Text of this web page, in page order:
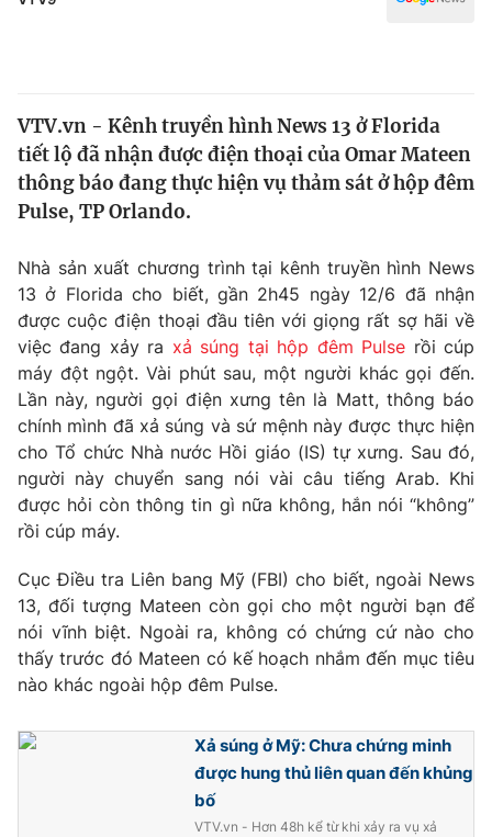
Tin tức
Thế giới đó đây
Câu chuyện quốc tế
Kinh tế
Tài chính
Góc doanh nghiệp
Dữ liệu và đời sống
Truyền hình
Phim VTV
Hậu trường
Nhân vật
Khán giả
Giải sao mai
Giải trí
Điện ảnh
Âm nhạc
Sao
Đời sống
Du lịch
Làm đẹp
Chất lượng cuộc sống
Giáo dục
Tuyển sinh
Công nghệ
Hitech Công nghệ tương lai
Sản phẩm
Thị trường
Giao lưu trực tuyến
Lịch phát sóng
Chuyên mục khác
Podcast
VTV.vn - Kênh truyền hình News 13 ở Florida
tiết lộ đã nhận được điện thoại của Omar Mateen
thông báo đang thực hiện vụ thảm sát ở hộp đêm
Pulse, TP Orlando.
Nhà sản xuất chương trình tại kênh truyền hình News
13 ở Florida cho biết, gần 2h45 ngày 12/6 đã nhận
được cuộc điện thoại đầu tiên với giọng rất sợ hãi về
việc đang xảy ra xả súng tại hộp đêm Pulse rồi cúp
máy đột ngột. Vài phút sau, một người khác gọi đến.
Lần này, người gọi điện xưng tên là Matt, thông báo
chính mình đã xả súng và sứ mệnh này được thực hiện
cho Tổ chức Nhà nước Hồi giáo (IS) tự xưng. Sau đó,
người này chuyển sang nói vài câu tiếng Arab. Khi
được hỏi còn thông tin gì nữa không, hắn nói “không”
rồi cúp máy.
Cục Điều tra Liên bang Mỹ (FBI) cho biết, ngoài News
13, đối tượng Mateen còn gọi cho một người bạn để
nói vĩnh biệt. Ngoài ra, không có chứng cứ nào cho
thấy trước đó Mateen có kế hoạch nhắm đến mục tiêu
nào khác ngoài hộp đêm Pulse.
Xả súng ở Mỹ: Chưa chứng minh
được hung thủ liên quan đến khủng
bố
VTV.vn - Hơn 48h kể từ khi xảy ra vụ xả